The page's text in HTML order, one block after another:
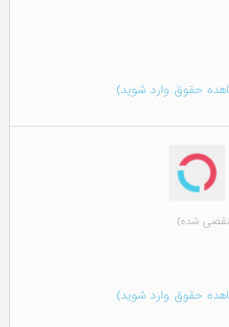
حقوق وارد شوید)
شده)
حقوق وارد شوید)